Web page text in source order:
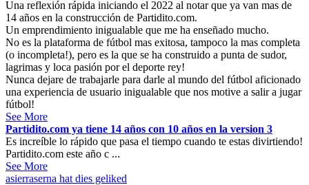
Una reflexión rápida iniciando el 2022 al notar que ya van mas de
14 años en la construcción de Partidito.com.
Un emprendimiento inigualable que me ha enseñado mucho.
No es la plataforma de fútbol mas exitosa, tampoco la mas completa
(o incompleta!), pero es la que se ha construido a punta de sudor,
lagrimas y loca pasión por el deporte rey!
Nunca dejare de trabajarle para darle al mundo del fútbol aficionado
una experiencia de usuario inigualable que nos motive a salir a jugar
fútbol!
See More
Partidito.com ya tiene 14 años con 10 años en la version 3
Es increíble lo rápido que pasa el tiempo cuando te estas divirtiendo!
Partidito.com este año c ...
See More
asierraserna hat dies geliked